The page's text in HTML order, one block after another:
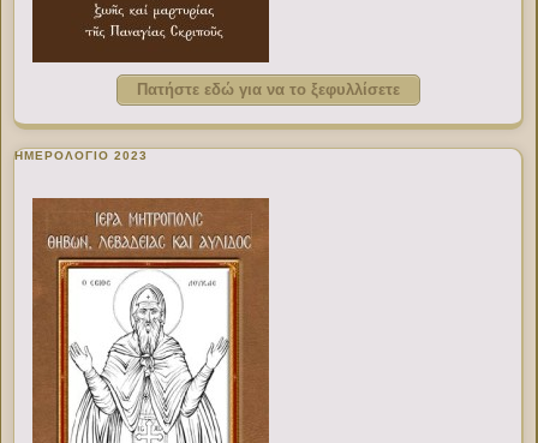
Πατήστε εδώ για να το ξεφυλλίσετε
ΗΜΕΡΟΛΟΓΙΟ 2023